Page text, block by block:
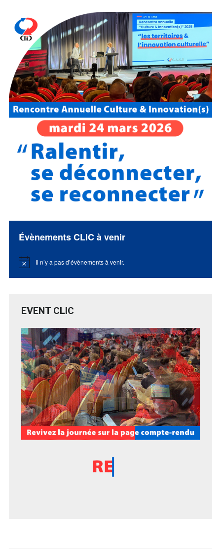
Évènements CLIC à venir
Notice Il n’y a pas d’évènements à venir.
EVENT CLIC